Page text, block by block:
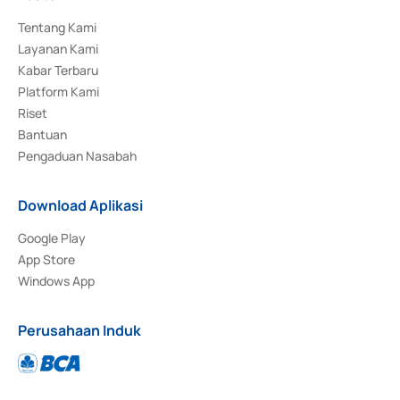
Tentang Kami
Layanan Kami
Kabar Terbaru
Platform Kami
Riset
Bantuan
Pengaduan Nasabah
Download Aplikasi
Google Play
App Store
Windows App
Perusahaan Induk